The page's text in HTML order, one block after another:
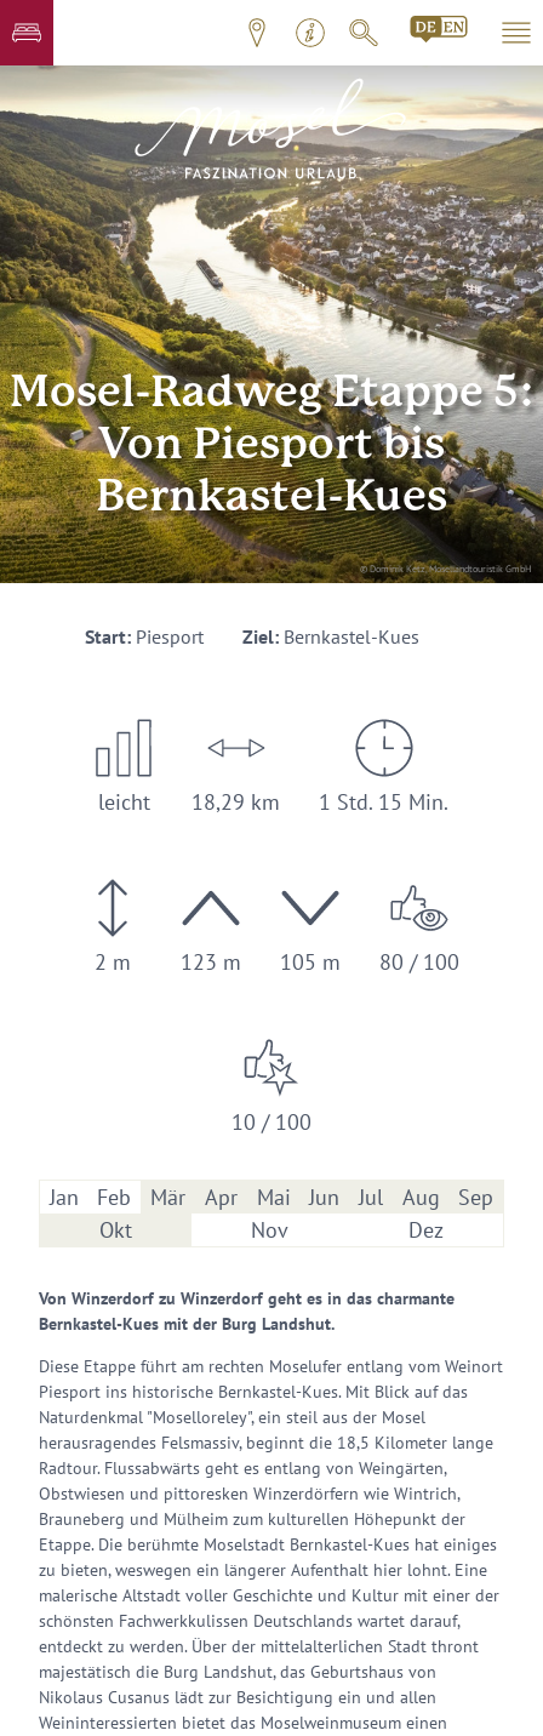
© Dominik Ketz, Mosellandtouristik GmbH
Mosel-Radweg Etappe 5:
Von Piesport bis
Bernkastel-Kues
Start: Piesport Ziel: Bernkastel-Kues
leicht 18,29 km 1 Std. 15 Min.
2 m 123 m 105 m 80 / 100
10 / 100
Jan Feb Mär Apr Mai Jun Jul Aug
Sep
Okt
Nov Dez
Von Winzerdorf zu Winzerdorf geht es in das charmante
Bernkastel-Kues mit der Burg Landshut.
Diese Etappe führt am rechten Moselufer entlang vom Weinort
Piesport ins historische Bernkastel-Kues. Mit Blick auf das
Naturdenkmal "Moselloreley", ein steil aus der Mosel
herausragendes Felsmassiv, beginnt die 18,5 Kilometer lange
Radtour. Flussabwärts geht es entlang von Weingärten,
Obstwiesen und pittoresken Winzerdörfern wie Wintrich,
Brauneberg und Mülheim zum kulturellen Höhepunkt der
Etappe. Die berühmte Moselstadt Bernkastel-Kues hat einiges
zu bieten, weswegen ein längerer Aufenthalt hier lohnt. Eine
malerische Altstadt voller Geschichte und Kultur mit einer der
schönsten Fachwerkkulissen Deutschlands wartet darauf,
entdeckt zu werden. Über der mittelalterlichen Stadt thront
majestätisch die Burg Landshut, das Geburtshaus von
Nikolaus Cusanus lädt zur Besichtigung ein und allen
Weininteressierten bietet das Moselweinmuseum einen